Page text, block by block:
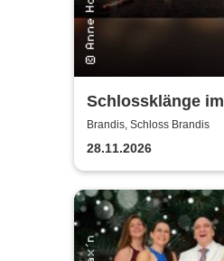
Schlossklänge im
Kerzenschein -
Adventskonzert
Brandis, Schloss Brandis
28.11.2026